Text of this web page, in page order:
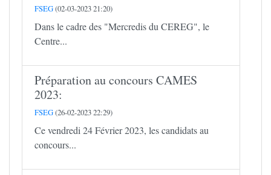
FSEG(02-03-2023 21:20)
Dans le cadre des "Mercredis du CEREG", le
Centre...
Préparation au concours CAMES
2023:
FSEG(26-02-2023 22:29)
Ce vendredi 24 Février 2023, les candidats au
concours...